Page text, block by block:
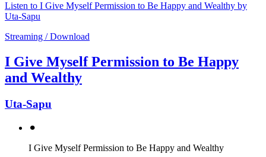
Listen to I Give Myself Permission to Be Happy and Wealthy by
Uta-Sapu
Streaming / Download
I Give Myself Permission to Be Happy
and Wealthy
Uta-Sapu
⚫︎
I Give Myself Permission to Be Happy and Wealthy